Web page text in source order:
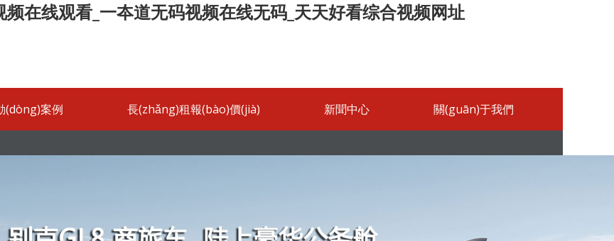
在线观看_一夲道无码视频在线无码_天天好看综合视频网址
(dòng)案例 長(zhǎng)租報(bào)價(jià) 新聞中心 關(guān)于我們